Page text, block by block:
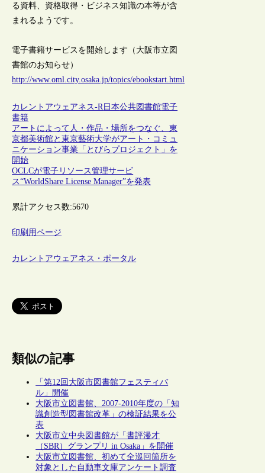
る資料、資格取得・ビジネス知識の本等が含
まれるようです。
電子書籍サービスを開始します（大阪市立図
書館のお知らせ）
http://www.oml.city.osaka.jp/topics/ebookstart.html
カレントアウェアネス-R日本公共図書館電子
書籍
アートによって人・作品・場所をつなぐ、東
京都美術館と東京藝術大学がアート・コミュ
ニケーション事業「とびらプロジェクト」を
開始
OCLCが電子リソース管理サービ
ス“WorldShare License Manager”を発表
累計アクセス数:5670
印刷用ページ
カレントアウェアネス・ポータル
類似の記事
「第12回大阪市図書館フェスティバ
ル」開催
大阪市立図書館、2007-2010年度の「知
識創造型図書館改革」の検証結果を公
表
大阪市立中央図書館が「書評漫才
（SBR）グランプリ in Osaka」を開催
大阪市立図書館、初めて全巡回箇所を
対象とした自動車文庫アンケート調査